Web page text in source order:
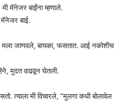
मॅनेजर बाईंना म्हणाले.
मॅनेजर बाई.
मला जाणवले, बायका, फसतात. आई नकोशीच
मुदत वाढवून घेतली.
त्याला मी विचारले, ”मुलगा कधी बोलावेल